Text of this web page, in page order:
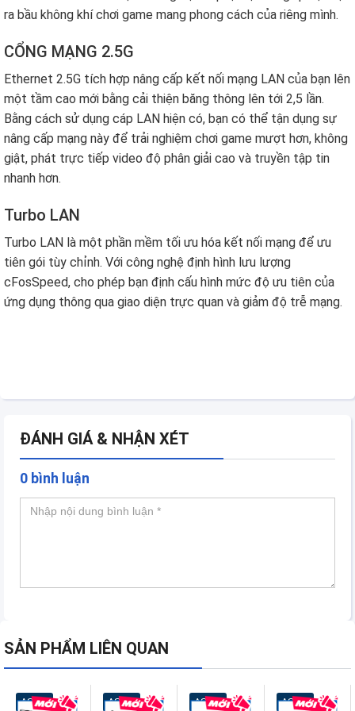
ra bầu không khí chơi game mang phong cách của riêng mình.
CỔNG MẠNG 2.5G
Ethernet 2.5G tích hợp nâng cấp kết nối mạng LAN của bạn lên
một tầm cao mới bằng cải thiện băng thông lên tới 2,5 lần.
Bằng cách sử dụng cáp LAN hiện có, bạn có thể tận dụng sự
nâng cấp mạng này để trải nghiệm chơi game mượt hơn, không
giật, phát trực tiếp video độ phân giải cao và truyền tập tin
nhanh hơn.
Turbo LAN
Turbo LAN là một phần mềm tối ưu hóa kết nối mạng để ưu
tiên gói tùy chỉnh. Với công nghệ định hình lưu lượng
cFosSpeed, cho phép bạn định cấu hình mức độ ưu tiên của
ứng dụng thông qua giao diện trực quan và giảm độ trễ mạng.
ĐÁNH GIÁ & NHẬN XÉT
0 bình luận
SẢN PHẨM LIÊN QUAN
ASUS ASUS ASUS ASUS